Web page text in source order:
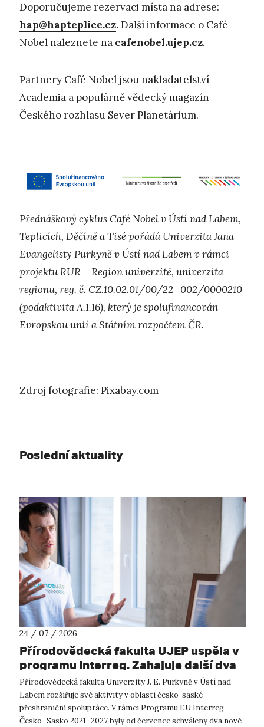
Doporučujeme rezervaci místa na adrese:
hap@hapteplice.cz.Další informace o Café
Nobel naleznete na cafenobel.ujep.cz.
Partnery Café Nobel jsou nakladatelství
Academia a populárně vědecký magazín
Českého rozhlasu Sever Planetárium.
Přednáškový cyklus Café Nobel v Ústí nad Labem,
Teplicích, Děčíně a Tisé pořádá Univerzita Jana
Evangelisty Purkyně v Ústí nad Labem v rámci
projektu RUR – Region univerzitě, univerzita
regionu, reg. č. CZ.10.02.01/00/22_002/0000210
(podaktivita A.1.16), který je spolufinancován
Evropskou unií a Státním rozpočtem ČR.
Zdroj fotografie: Pixabay.com
Poslední aktuality
24 / 07 / 2026
Přírodovědecká fakulta UJEP uspěla v
programu Interreg. Zahajuje další dva
přeshraniční projekty se saskými
partnery
Přírodovědecká fakulta Univerzity J. E. Purkyně v Ústí nad
Labem rozšiřuje své aktivity v oblasti česko-saské
přeshraniční spolupráce. V rámci Programu EU Interreg
Česko–Sasko 2021–2027 byly od července schváleny dva nové